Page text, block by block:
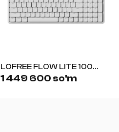
LOFREE FLOW LITE 100
(WHITE)
1 449 600 so'm